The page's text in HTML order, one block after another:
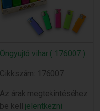
Öngyujtó vihar ( 176007 )
Cikkszám: 176007
Az árak megtekintéséhez
be kell jelentkezni